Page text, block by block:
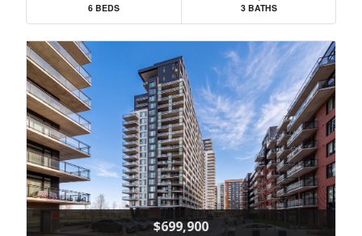
6 BEDS 3 BATHS
$699,900